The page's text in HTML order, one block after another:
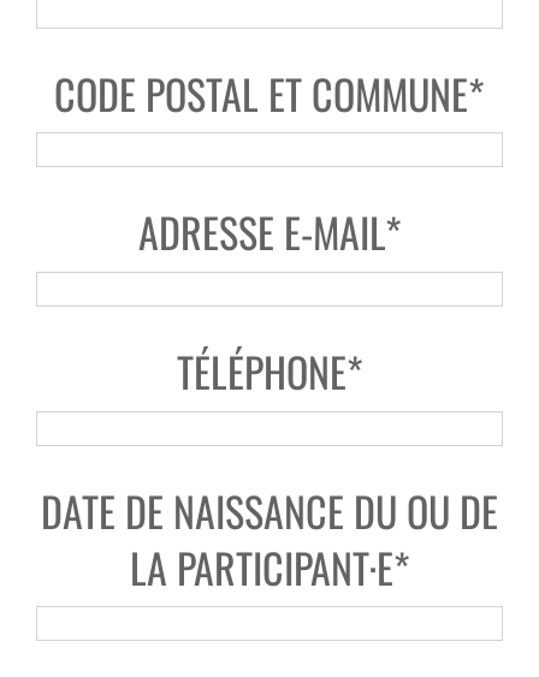
CODE POSTAL ET COMMUNE*
ADRESSE E-MAIL*
TÉLÉPHONE*
DATE DE NAISSANCE DU OU DE
LA PARTICIPANT·E*